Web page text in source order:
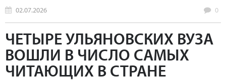
02.07.2026 0
ЧЕТЫРЕ УЛЬЯНОВСКИХ ВУЗА
ВОШЛИ В ЧИСЛО САМЫХ
ЧИТАЮЩИХ В СТРАНЕ